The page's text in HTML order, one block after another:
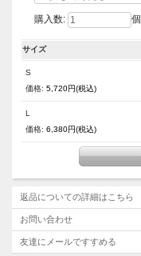
購入数: 個
サイズ
S
価格: 5,720円(税込)
L
価格: 6,380円(税込)
返品についての詳細はこちら
お問い合わせ
友達にメールですすめる